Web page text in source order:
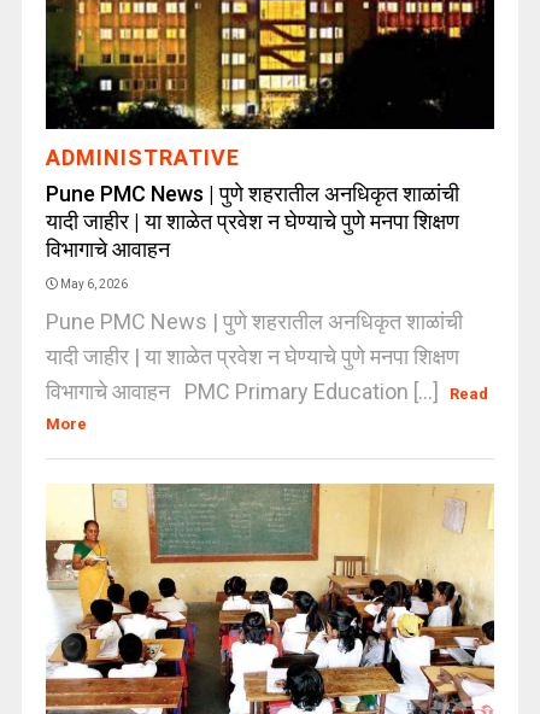
ADMINISTRATIVE
Pune PMC News | पुणे शहरातील अनधिकृत शाळांची
यादी जाहीर | या शाळेत प्रवेश न घेण्याचे पुणे मनपा शिक्षण
विभागाचे आवाहन
May 6, 2026
Pune PMC News | पुणे शहरातील अनधिकृत शाळांची
यादी जाहीर | या शाळेत प्रवेश न घेण्याचे पुणे मनपा शिक्षण
विभागाचे आवाहन PMC Primary Education [...]
Read
More